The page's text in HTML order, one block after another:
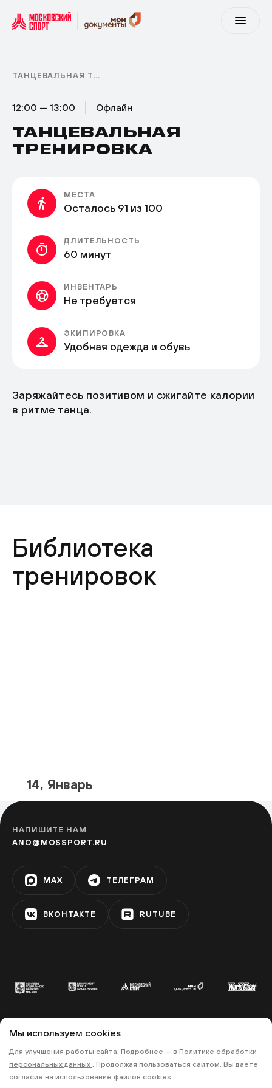
ТАНЦЕВАЛЬНАЯ ТРЕНИРОВКА
12:00 — 13:00 Офлайн
ТАНЦЕВАЛЬНАЯ
ТРЕНИРОВКА
МЕСТА
Осталось 91 из 100
ДЛИТЕЛЬНОСТЬ
60 минут
ИНВЕНТАРЬ
Не требуется
ЭКИПИРОВКА
Удобная одежда и обувь
Заряжайтесь позитивом и сжигайте калории
в ритме танца.
Библиотека
тренировок
14, Январь
НАПИШИТЕ НАМ
ANO@MOSSPORT.RU
MAX ТЕЛЕГРАМ
ВКОНТАКТЕ RUTUBE
© 2022 «МОСКОВСКИЙ СПОРТ»
• ПОЛИТИКА КОНФИДЕНЦИАЛЬНОСТИ •
ПРАВИЛА ЗАПИСИ НА ТРЕНИРОВКИ
Мы используем cookies
Для улучшения работы сайта. Подробнее — в Политике обработки
персональных данных . Продолжая пользоваться сайтом, Вы даёте
согласие на использование файлов cookies.